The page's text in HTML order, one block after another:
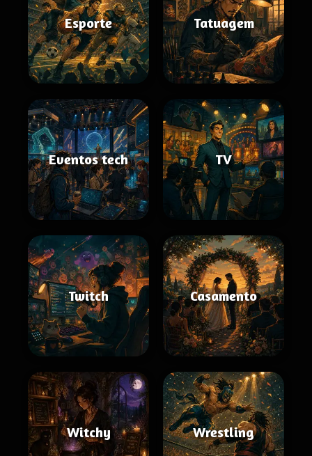
Esporte Tatuagem
Eventos tech TV
Twitch Casamento
Witchy Wrestling